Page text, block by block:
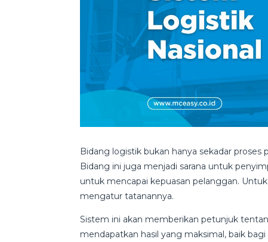
Bidang logistik bukan hanya sekadar
Bidang ini juga menjadi sarana untuk
untuk mencapai kepuasan pelanggan.
mengatur tatanannya.
Sistem ini akan memberikan petunjuk
mendapatkan hasil yang maksimal, baik